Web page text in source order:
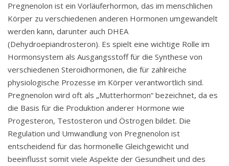
Pregnenolon ist ein Vorläuferhormon, das im menschlichen
Körper zu verschiedenen anderen Hormonen umgewandelt
werden kann, darunter auch DHEA
(Dehydroepiandrosteron). Es spielt eine wichtige Rolle im
Hormonsystem als Ausgangsstoff für die Synthese von
verschiedenen Steroidhormonen, die für zahlreiche
physiologische Prozesse im Körper verantwortlich sind.
Pregnenolon wird oft als „Mutterhormon“ bezeichnet, da es
die Basis für die Produktion anderer Hormone wie
Progesteron, Testosteron und Östrogen bildet. Die
Regulation und Umwandlung von Pregnenolon ist
entscheidend für das hormonelle Gleichgewicht und
beeinflusst somit viele Aspekte der Gesundheit und des